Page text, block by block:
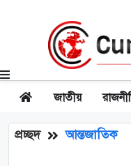
জাতীয়
প্রচ্ছদ আন্তজাতিক